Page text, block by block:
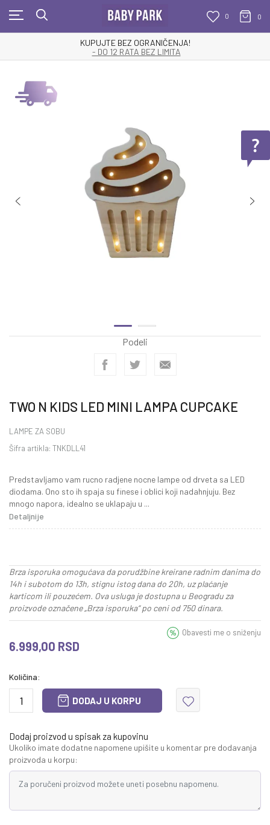
0 0
KUPUJTE BEZ OGRANIČENJA!
- DO 12 RATA BEZ LIMITA
Podeli
TWO N KIDS LED MINI LAMPA CUPCAKE
LAMPE ZA SOBU
Šifra artikla: TNKDLL41
Predstavljamo vam rucno radjene nocne lampe od drveta sa LED
diodama. Ono sto ih spaja su finese i oblici koji nadahnjuju. Bez
mnogo napora, idealno se uklapaju u ...
Detaljnije
Brza isporuka omogućava da porudžbine kreirane radnim danima do
14h i subotom do 13h, stignu istog dana do 20h, uz plaćanje
karticom ili pouzećem. Ova usluga je dostupna u Beogradu za
proizvode označene „Brza isporuka“ po ceni od 750 dinara.
6.999,00 RSD
Obavesti me o sniženju
Količina:
DODAJ U KORPU
Dodaj proizvod u spisak za kupovinu
Ukoliko imate dodatne napomene upišite u komentar pre dodavanja
proizvoda u korpu: